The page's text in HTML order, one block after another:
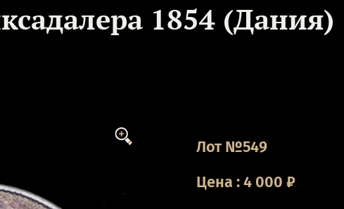
1854 (Дания)
Лот №549
Цена:4 000 ₽